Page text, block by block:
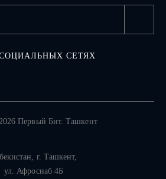
СЕТЯХ
Первый Бит. Ташкент
г. Ташкент,
ул. Афросиаб 4Б